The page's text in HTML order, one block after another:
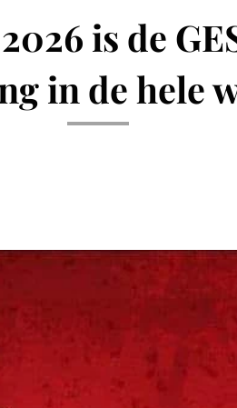
is de
in de hele